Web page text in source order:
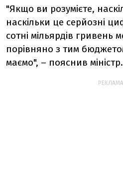
"Якщо ви розумієте,
наскільки це серйозні
сотні мільярдів гривень
порівняно з тим
маємо", – пояснив міністр.